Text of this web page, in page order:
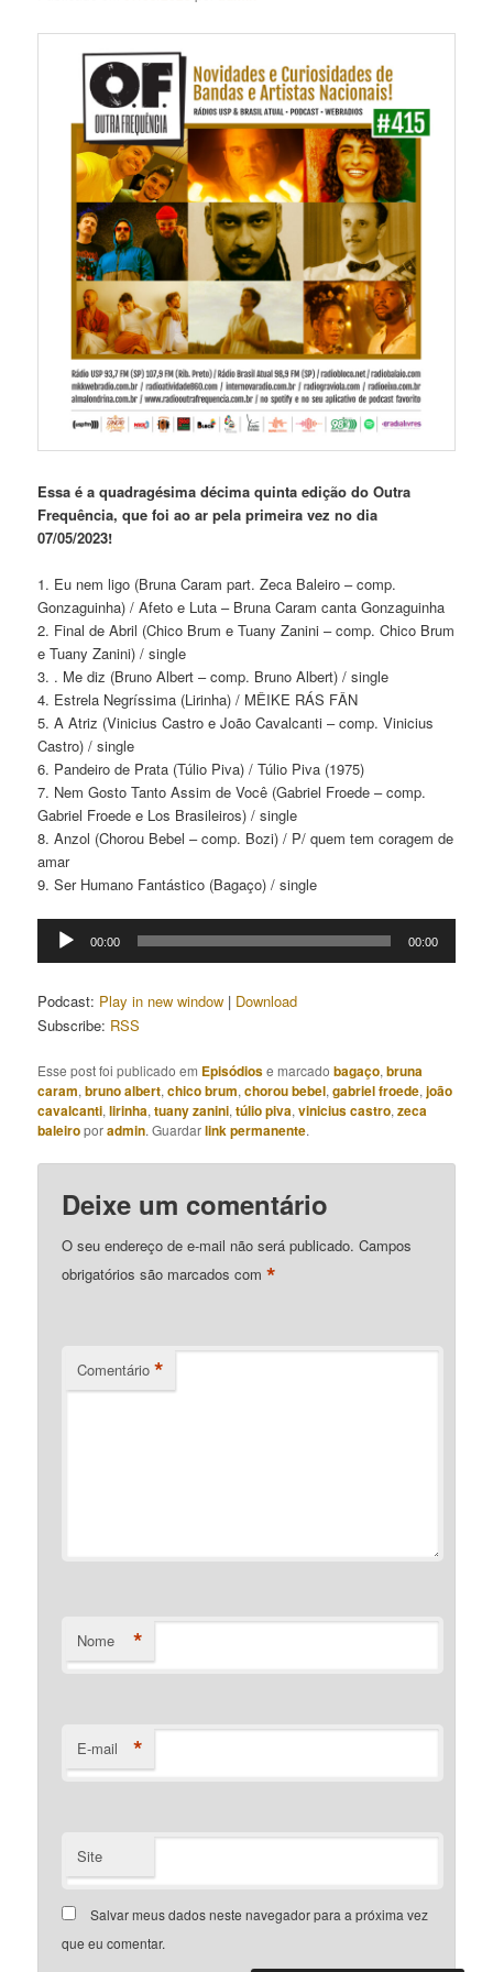
Essa é a quadragésima décima quinta edição do Outra
Frequência, que foi ao ar pela primeira vez no dia
07/05/2023!
1. Eu nem ligo (Bruna Caram part. Zeca Baleiro – comp.
Gonzaguinha) / Afeto e Luta – Bruna Caram canta Gonzaguinha
2. Final de Abril (Chico Brum e Tuany Zanini – comp. Chico Brum
e Tuany Zanini) / single
3. . Me diz (Bruno Albert – comp. Bruno Albert) / single
4. Estrela Negríssima (Lirinha) / MÊIKE RÁS FÂN
5. A Atriz (Vinicius Castro e João Cavalcanti – comp. Vinicius
Castro) / single
6. Pandeiro de Prata (Túlio Piva) / Túlio Piva (1975)
7. Nem Gosto Tanto Assim de Você (Gabriel Froede – comp.
Gabriel Froede e Los Brasileiros) / single
8. Anzol (Chorou Bebel – comp. Bozi) / P/ quem tem coragem de
amar
9. Ser Humano Fantástico (Bagaço) / single
Tocador
00:00 00:00
Podcast: Play in new window | Download
Subscribe: RSS
Esse post foi publicado em Episódiose marcadobagaço,bruna
caram,bruno albert,chico brum,chorou bebel,gabriel froede,joão
cavalcanti,lirinha,tuany zanini,túlio piva,vinicius castro,zeca
baleiroporadmin. Guardarlink permanente.
Deixe um comentário
O seu endereço de e-mail não será publicado. Campos
obrigatórios são marcados com*
Comentário *
Nome *
E-mail *
Site
Salvar meus dados neste navegador para a próxima vez
que eu comentar.